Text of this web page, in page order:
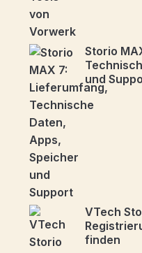
Storio
und
VTech
finden